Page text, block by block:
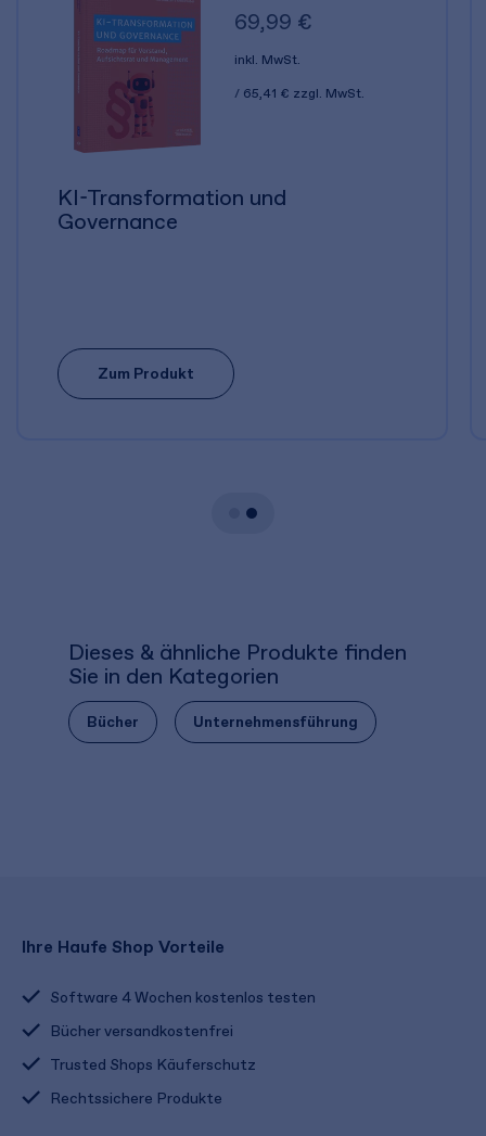
69,99 €
inkl. MwSt.
65,41 € zzgl. MwSt.
KI-Transformation und
Governance
Zum Produkt
Dieses & ähnliche Produkte finden
Sie in den Kategorien
Bücher Unternehmensführung
Ihre Haufe Shop Vorteile
Software 4 Wochen kostenlos testen
Bücher versandkostenfrei
Trusted Shops Käuferschutz
Rechtssichere Produkte